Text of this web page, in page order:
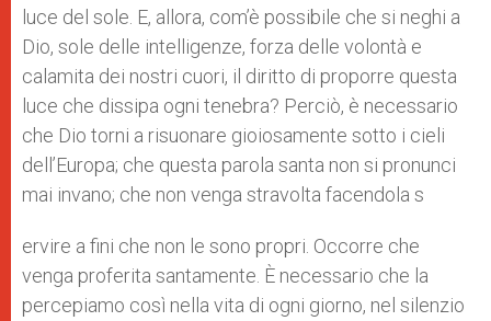
luce del sole. E, allora, com’è possibile che si neghi a
Dio, sole delle intelligenze, forza delle volontà e
calamita dei nostri cuori, il diritto di proporre questa
luce che dissipa ogni tenebra? Perciò, è necessario
che Dio torni a risuonare gioiosamente sotto i cieli
dell’Europa; che questa parola santa non si pronunci
mai invano; che non venga stravolta facendola s
ervire a fini che non le sono propri. Occorre che
venga proferita santamente. È necessario che la
percepiamo così nella vita di ogni giorno, nel silenzio